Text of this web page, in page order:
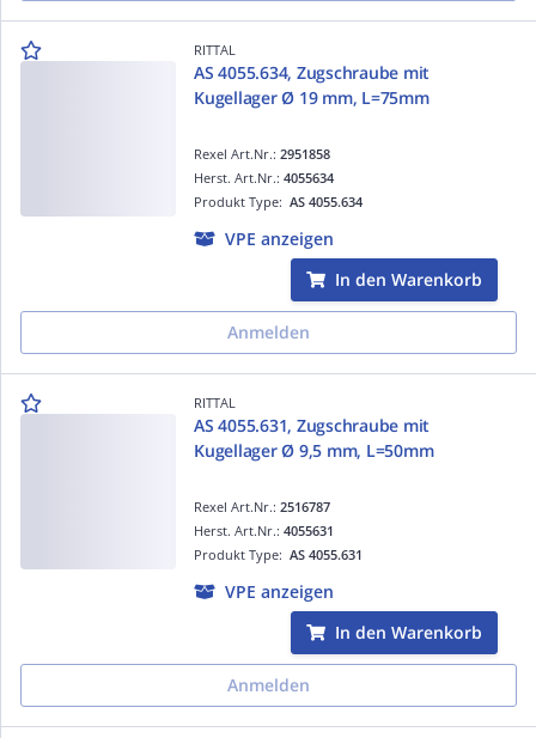
RITTAL
AS 4055.634, Zugschraube mit
Kugellager Ø 19 mm, L=75mm
Rexel Art.Nr.: 2951858
Produkt Type: AS 4055.634
Herst. Art.Nr.: 4055634
VPE anzeigen
In den Warenkorb
Anmelden
RITTAL
AS 4055.631, Zugschraube mit
Kugellager Ø 9,5 mm, L=50mm
Rexel Art.Nr.: 2516787
Produkt Type: AS 4055.631
Herst. Art.Nr.: 4055631
VPE anzeigen
In den Warenkorb
Anmelden